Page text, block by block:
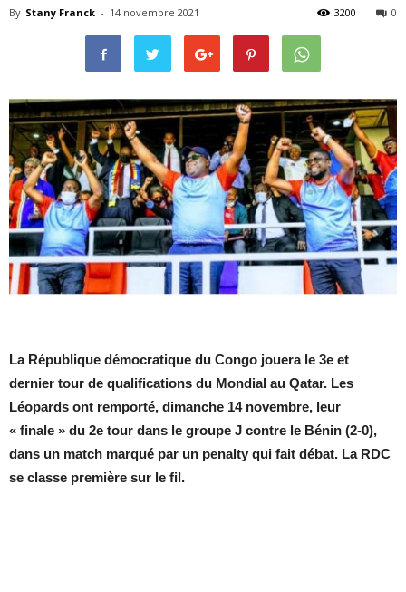
By Stany Franck - 14 novembre 2021 0
3200
La République démocratique du Congo jouera le 3e et
dernier tour de qualifications du Mondial au Qatar. Les
Léopards ont remporté, dimanche 14 novembre, leur
« finale » du 2e tour dans le groupe J contre le Bénin (2-0),
dans un match marqué par un penalty qui fait débat. La RDC
se classe première sur le fil.